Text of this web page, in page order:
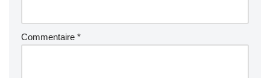
Commentaire *